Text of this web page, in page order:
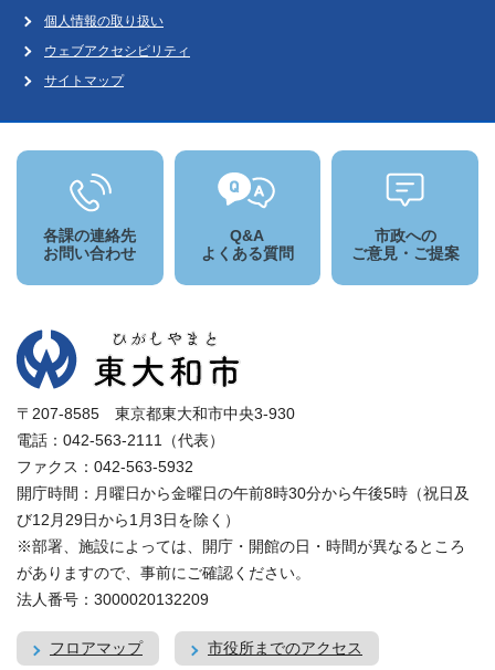
個人情報の取り扱い
ウェブアクセシビリティ
サイトマップ
各課の連絡先
お問い合わせ
Q&A
よくある質問
市政への
ご意見・ご提案
〒207-8585 東京都東大和市中央3-930
電話：042-563-2111（代表）
ファクス：042-563-5932
開庁時間：月曜日から金曜日の午前8時30分から午後5時（祝日及
び12月29日から1月3日を除く）
※部署、施設によっては、開庁・開館の日・時間が異なるところ
がありますので、事前にご確認ください。
法人番号：3000020132209
フロアマップ 市役所までのアクセス